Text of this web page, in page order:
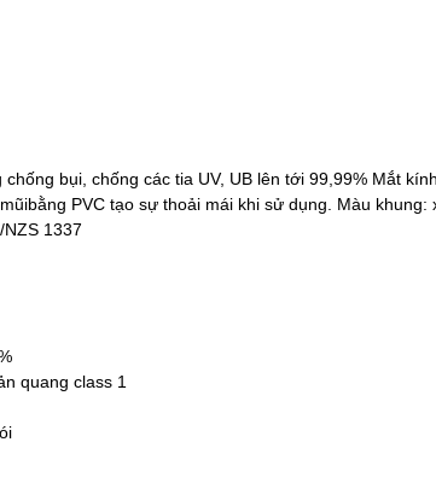
bụi, chống các tia UV, UB lên tới 99,99% Mắt
PVC tạo sự thoải mái khi sử dụng. Màu khung:
1337
quang class 1